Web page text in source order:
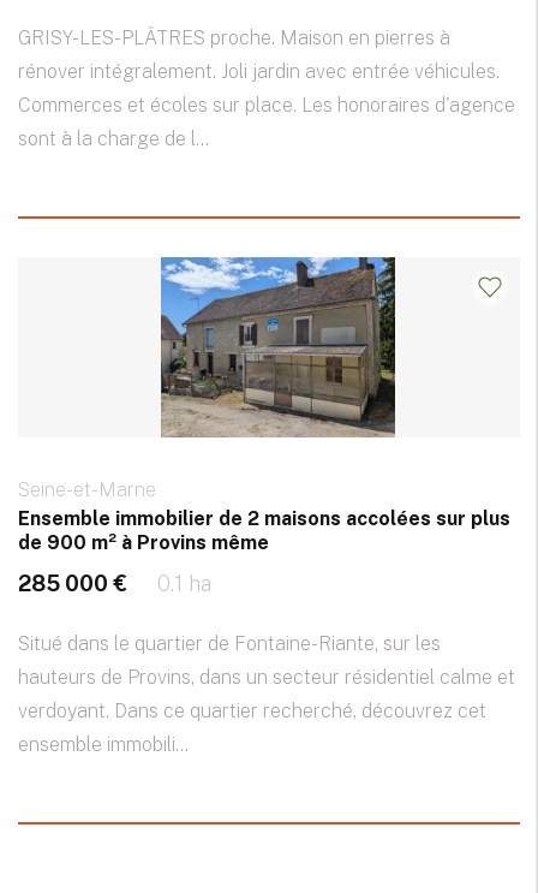
GRISY-LES-PLÂTRES proche. Maison en pierres à
rénover intégralement. Joli jardin avec entrée véhicules.
Commerces et écoles sur place. Les honoraires d'agence
sont à la charge de l...
Seine-et-Marne
Ensemble immobilier de 2 maisons accolées sur plus
de 900 m² à Provins même
285 000 € 0.1 ha
Situé dans le quartier de Fontaine-Riante, sur les
hauteurs de Provins, dans un secteur résidentiel calme et
verdoyant. Dans ce quartier recherché, découvrez cet
ensemble immobili...